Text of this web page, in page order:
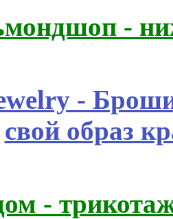
-
-
свой образ
-